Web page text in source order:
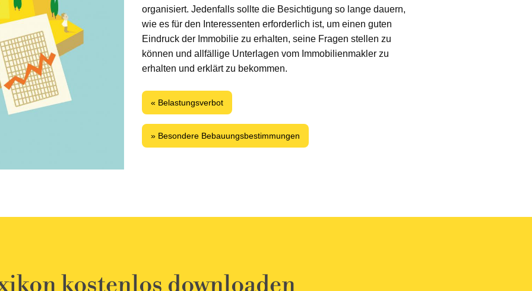
organisiert. Jedenfalls sollte die Besichtigung so lange dauern,
wie es für den Interessenten erforderlich ist, um einen guten
Eindruck der Immobilie zu erhalten, seine Fragen stellen zu
können und allfällige Unterlagen vom Immobilienmakler zu
erhalten und erklärt zu bekommen.
« Belastungsverbot
» Besondere Bebauungsbestimmungen